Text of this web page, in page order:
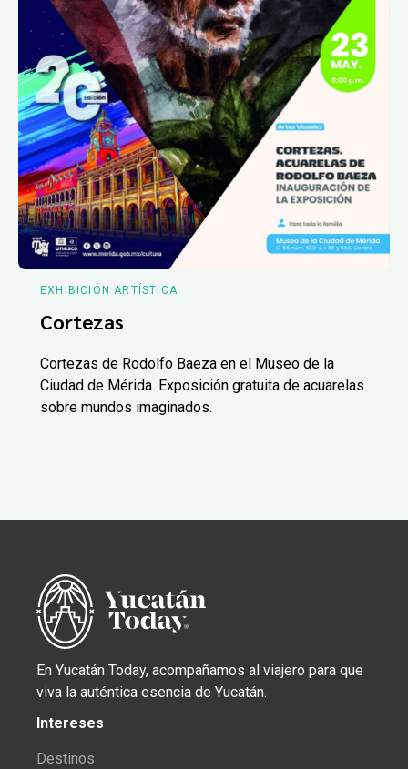
EXHIBICIÓN ARTÍSTICA
Cortezas
Cortezas de Rodolfo Baeza en el Museo de la
Ciudad de Mérida. Exposición gratuita de acuarelas
sobre mundos imaginados.
En Yucatán Today, acompañamos al viajero para que
viva la auténtica esencia de Yucatán.
Intereses
Destinos